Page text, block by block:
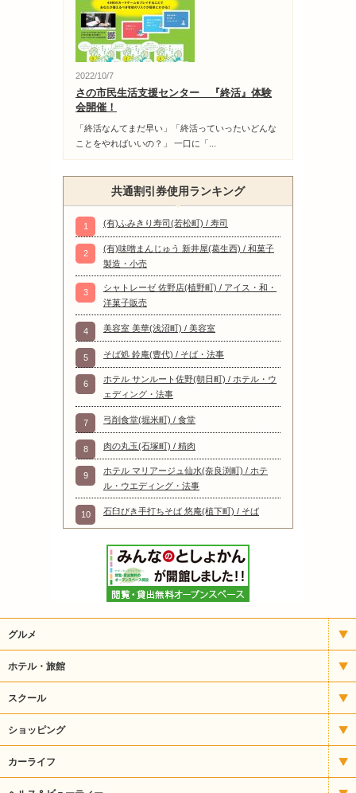
2022/10/7
さの市民生活支援センター 『終活』体験
会開催！
「終活なんてまだ早い」「終活っていったいどんな
ことをやればいいの？」 一口に「...
共通割引券使用ランキング
1 (有)ふみきり寿司(若松町) / 寿司
2
(有)味噌まんじゅう 新井屋(葛生西) / 和菓子
製造・小売
3
シャトレーゼ 佐野店(植野町) / アイス・和・
洋菓子販売
4 美容室 美華(浅沼町) / 美容室
5 そば処 鈴庵(豊代) / そば・法事
6
ホテル サンルート佐野(朝日町) / ホテル・ウ
ェディング・法事
7 弓削食堂(堀米町) / 食堂
8 肉の丸玉(石塚町) / 精肉
9
ホテル マリアージュ仙水(奈良渕町) / ホテ
ル・ウエディング・法事
10 石臼びき手打ちそば 悠庵(植下町) / そば
グルメ
イタリアン
いもフライ
うどん・そば
うなぎ
お好み焼・焼きそば
ホテル・旅館
宿泊
スクール
アート
パソコンスクール
ショッピング
CD・楽器
カーライフ